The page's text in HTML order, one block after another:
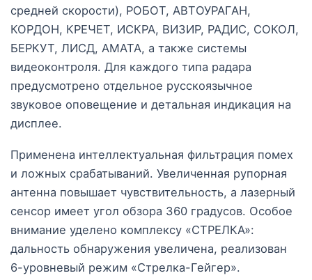
средней скорости), РОБОТ, АВТОУРАГАН,
КОРДОН, КРЕЧЕТ, ИСКРА, ВИЗИР, РАДИС, СОКОЛ,
БЕРКУТ, ЛИСД, АМАТА, а также системы
видеоконтроля. Для каждого типа радара
предусмотрено отдельное русскоязычное
звуковое оповещение и детальная индикация на
дисплее.
Применена интеллектуальная фильтрация помех
и ложных срабатываний. Увеличенная рупорная
антенна повышает чувствительность, а лазерный
сенсор имеет угол обзора 360 градусов. Особое
внимание уделено комплексу «СТРЕЛКА»:
дальность обнаружения увеличена, реализован
6-уровневый режим «Стрелка-Гейгер».